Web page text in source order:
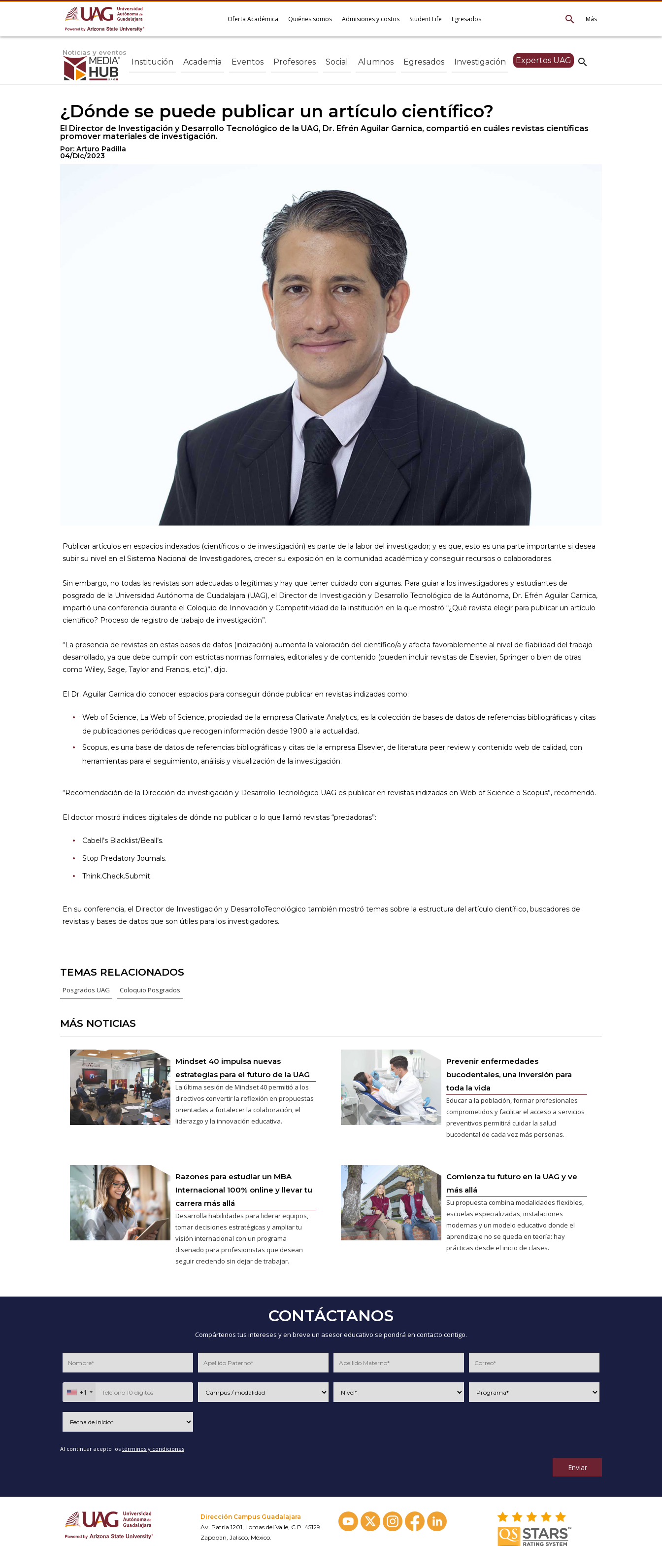
Más
search
Oferta Académica Quiénes somos Admisiones y costos Student Life Egresados
Noticias y eventos
search
Institución Academia Eventos Profesores Social Alumnos Egresados Investigación Expertos UAG
¿Dónde se puede publicar un artículo científico?
El Director de Investigación y Desarrollo Tecnológico de la UAG, Dr. Efrén Aguilar Garnica, compartió en cuáles revistas científicas
promover materiales de investigación.
Por: Arturo Padilla
04/Dic/2023
Publicar artículos en espacios indexados (científicos o de investigación) es parte de la labor del investigador; y es que, esto es una parte importante si desea
subir su nivel en el Sistema Nacional de Investigadores, crecer su exposición en la comunidad académica y conseguir recursos o colaboradores.
Sin embargo, no todas las revistas son adecuadas o legítimas y hay que tener cuidado con algunas. Para guiar a los investigadores y estudiantes de
posgrado de la Universidad Autónoma de Guadalajara (UAG), el Director de Investigación y Desarrollo Tecnológico de la Autónoma, Dr. Efrén Aguilar Garnica,
impartió una conferencia durante el Coloquio de Innovación y Competitividad de la institución en la que mostró “¿Qué revista elegir para publicar un artículo
científico? Proceso de registro de trabajo de investigación”.
“La presencia de revistas en estas bases de datos (indización) aumenta la valoración del científico/a y afecta favorablemente al nivel de fiabilidad del trabajo
desarrollado, ya que debe cumplir con estrictas normas formales, editoriales y de contenido (pueden incluir revistas de Elsevier, Springer o bien de otras
como Wiley, Sage, Taylor and Francis, etc.)”, dijo.
El Dr. Aguilar Garnica dio conocer espacios para conseguir dónde publicar en revistas indizadas como:
Web of Science, La Web of Science, propiedad de la empresa Clarivate Analytics, es la colección de bases de datos de referencias bibliográficas y citas
de publicaciones periódicas que recogen información desde 1900 a la actualidad.
Scopus, es una base de datos de referencias bibliográficas y citas de la empresa Elsevier, de literatura peer review y contenido web de calidad, con
herramientas para el seguimiento, análisis y visualización de la investigación.
“Recomendación de la Dirección de investigación y Desarrollo Tecnológico UAG es publicar en revistas indizadas en Web of Science o Scopus”, recomendó.
El doctor mostró índices digitales de dónde no publicar o lo que llamó revistas “predadoras”:
Cabell’s Blacklist/Beall’s.
Stop Predatory Journals.
Think.Check.Submit.
En su conferencia, el Director de Investigación y DesarrolloTecnológico también mostró temas sobre la estructura del artículo científico, buscadores de
revistas y bases de datos que son útiles para los investigadores.
TEMAS RELACIONADOS
Posgrados UAG Coloquio Posgrados
MÁS NOTICIAS
Mindset 40 impulsa nuevas
estrategias para el futuro de la UAG
La última sesión de Mindset 40 permitió a los
directivos convertir la reflexión en propuestas
orientadas a fortalecer la colaboración, el
liderazgo y la innovación educativa.
Prevenir enfermedades
bucodentales, una inversión para
toda la vida
Educar a la población, formar profesionales
comprometidos y facilitar el acceso a servicios
preventivos permitirá cuidar la salud
bucodental de cada vez más personas.
Razones para estudiar un MBA
Internacional 100% online y llevar tu
carrera más allá
Desarrolla habilidades para liderar equipos,
tomar decisiones estratégicas y ampliar tu
visión internacional con un programa
diseñado para profesionistas que desean
seguir creciendo sin dejar de trabajar.
Comienza tu futuro en la UAG y ve
más allá
Su propuesta combina modalidades flexibles,
escuelas especializadas, instalaciones
modernas y un modelo educativo donde el
aprendizaje no se queda en teoría: hay
prácticas desde el inicio de clases.
CONTÁCTANOS
Compártenos tus intereses y en breve un asesor educativo se pondrá en contacto contigo.
+1
Al continuar acepto los términos y condiciones
Enviar
Dirección Campus Guadalajara
Av. Patria 1201, Lomas del Valle, C.P. 45129
Zapopan, Jalisco, México.